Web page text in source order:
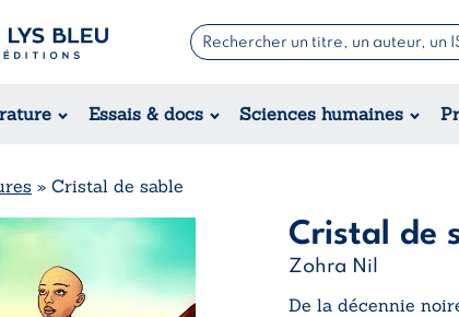
Essais & docs Sciences humaines
Romans
Suspense / Thriller / Policier
Romance
» Cristal de sable
Cristal de
Zohra Nil
De la décennie